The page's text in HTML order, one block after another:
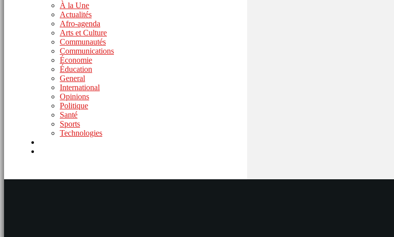
À la Une
Actualités
Afro-agenda
Arts et Culture
Communautés
Communications
Économie
Éducation
General
International
Opinions
Politique
Santé
Sports
Technologies